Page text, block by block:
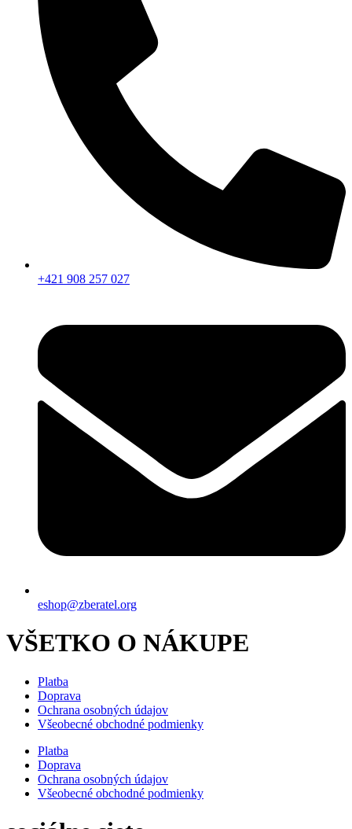
+421 908 257 027
eshop@zberatel.org
VŠETKO O NÁKUPE
Platba
Doprava
Ochrana osobných údajov
Všeobecné obchodné podmienky
Platba
Doprava
Ochrana osobných údajov
Všeobecné obchodné podmienky